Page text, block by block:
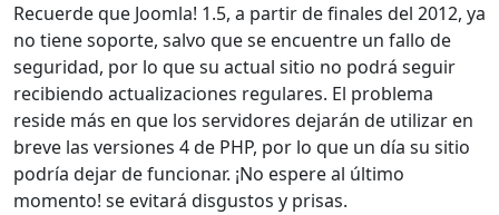
Recuerde que Joomla! 1.5, a partir de finales del 2012, ya
no tiene soporte, salvo que se encuentre un fallo de
seguridad, por lo que su actual sitio no podrá seguir
recibiendo actualizaciones regulares. El problema
reside más en que los servidores dejarán de utilizar en
breve las versiones 4 de PHP, por lo que un día su sitio
podría dejar de funcionar. ¡No espere al último
momento! se evitará disgustos y prisas.